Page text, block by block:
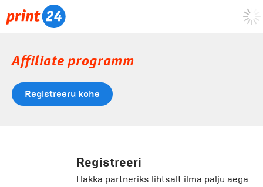
Affiliate programm
Registreeru kohe
Registreeri
Hakka partneriks lihtsalt ilma palju aega